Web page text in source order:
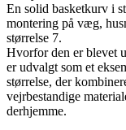
En solid basketkurv i
montering på væg,
størrelse 7.
Hvorfor den er blevet
er udvalgt som et
størrelse, der
vejrbestandige
derhjemme.